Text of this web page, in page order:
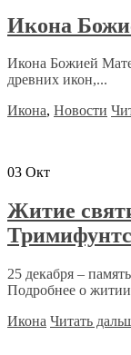
Икона
Икона Божией
древних икон,...
Икона, Новости
03 Окт
Житие
25 декабря –
Подробнее о
Икона Читать